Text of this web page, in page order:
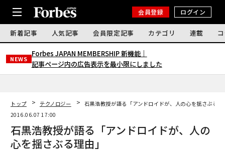
会員登録 ログイン
新着記事 人気記事 会員限定記事 カテゴリ 連載
NEWS
Forbes JAPAN MEMBERSHIP 新機能｜
記事ページ内の広告表示を最小限にしました
トップ テクノロジー
石黒浩教授が語る「アンドロイドが、人の心を揺さぶる理
2016.06.07 17:00
石黒浩教授が語る「アンドロイドが、人の
心を揺さぶる理由」